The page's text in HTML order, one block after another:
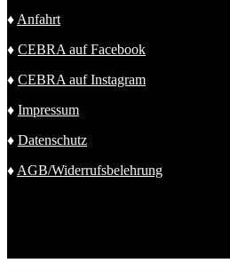
♦ Anfahrt
♦ CEBRA auf Facebook
♦ CEBRA auf Instagram
♦ Impressum
♦ Datenschutz
♦ AGB/Widerrufsbelehrung